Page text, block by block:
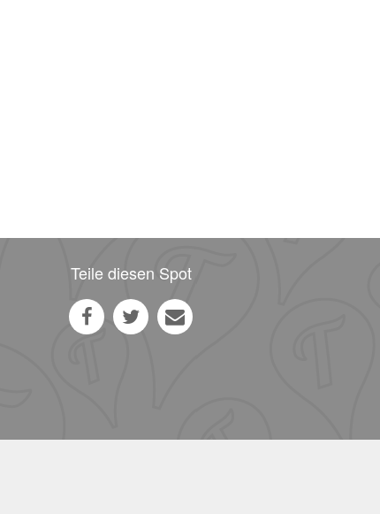
Teile diesen Spot